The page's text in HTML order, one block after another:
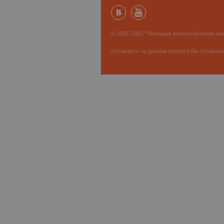
© 2026, ПАО "Липецкая энергосбытовая
Оставаясь на данном ресурсе Вы